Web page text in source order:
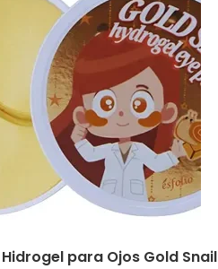
para Ojos Gold Snail